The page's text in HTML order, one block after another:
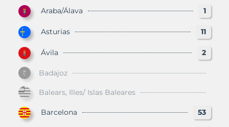
Araba/Álava 1
Asturias 11
Ávila 2
Badajoz
Balears, Illes/ Islas Baleares
Barcelona 53